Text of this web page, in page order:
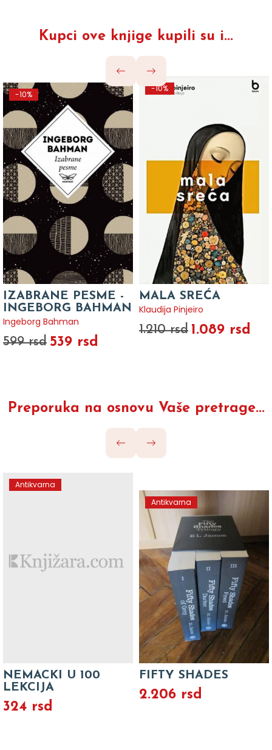
Kupci ove knjige kupili su i...
-10%
IZABRANE PESME -
INGEBORG BAHMAN
Ingeborg Bahman
599 rsd 539 rsd
-10%
MALA SREĆA
Klaudija Pinjeiro
1.210 rsd 1.089 rsd
Preporuka na osnovu Vaše pretrage...
Antikvarna
NEMACKI U 100
LEKCIJA
324 rsd
Antikvarna
FIFTY SHADES
2.206 rsd